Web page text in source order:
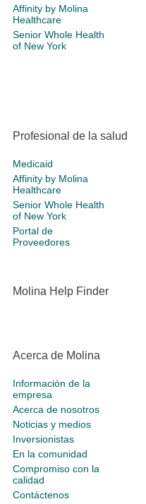
Affinity by Molina
Healthcare
Senior Whole Health
of New York
Profesional de la salud
Medicaid
Affinity by Molina
Healthcare
Senior Whole Health
of New York
Portal de
Proveedores
Molina Help Finder
Acerca de Molina
Información de la
empresa
Acerca de nosotros
Noticias y medios
Inversionistas
En la comunidad
Compromiso con la
calidad
Contáctenos